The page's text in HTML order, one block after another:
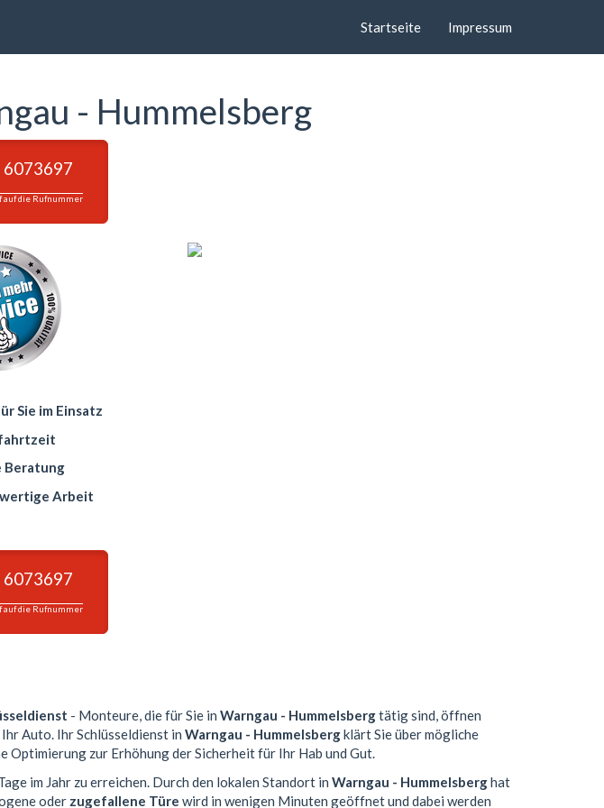
Startseite Impressum
- Hummelsberg
6073697
auf die Rufnummer
Sie im Einsatz
Beratung
Arbeit
6073697
auf die Rufnummer
- Monteure, die für Sie in Warngau - Hummelsbergtätig sind, öffnen
Auto. Ihr Schlüsseldienst in Warngau - Hummelsbergklärt Sie über mögliche
Optimierung zur Erhöhung der Sicherheit für Ihr Hab und Gut.
im Jahr zu erreichen. Durch den lokalen Standort in Warngau - Hummelsberghat
oder zugefallene Türe wird in wenigen Minuten geöffnet und dabei werden